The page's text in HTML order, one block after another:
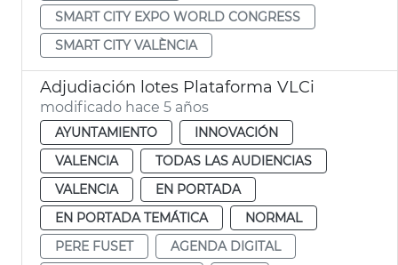
SMART CITY EXPO WORLD CONGRESS
SMART CITY VALÈNCIA
Adjudiación lotes Plataforma VLCi
modificado hace 5 años
AYUNTAMIENTO
INNOVACIÓN
VALENCIA
TODAS LAS AUDIENCIAS
VALENCIA
EN PORTADA
EN PORTADA TEMÁTICA
NORMAL
PERE FUSET
AGENDA DIGITAL